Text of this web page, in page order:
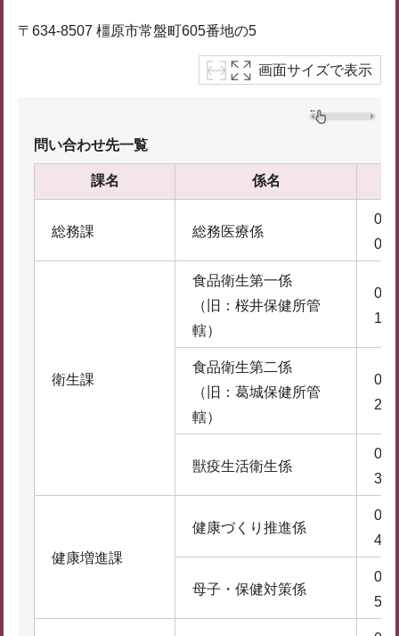
〒634-8507 橿原市常盤町605番地の5
画面サイズで表示
問い合わせ先一覧
課名 係名
総務課 総務医療係
0
衛生課
食品衛生第一係
（旧：桜井保健所管
轄）
1
食品衛生第二係
（旧：葛城保健所管
轄）
2
獣疫生活衛生係
3
健康増進課
健康づくり推進係
4
母子・保健対策係
5